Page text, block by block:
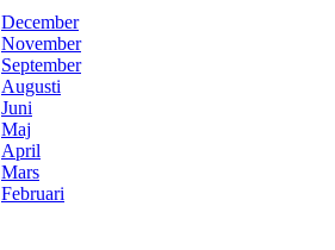
December
November
September
Augusti
Juni
Maj
April
Mars
Februari